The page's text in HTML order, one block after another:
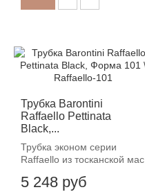
Трубка Barontini
Raffaello Pettinata
Black,...
Трубка эконом серии
Raffaello из тосканской мас
5 248 руб